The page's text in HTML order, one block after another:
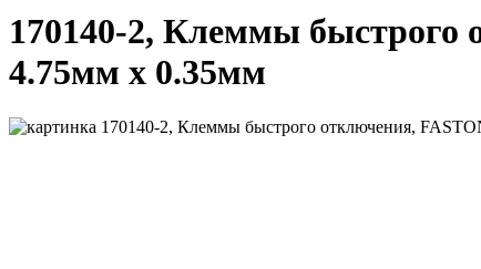
170140-2, Клеммы быстрого
4.75мм x 0.35мм